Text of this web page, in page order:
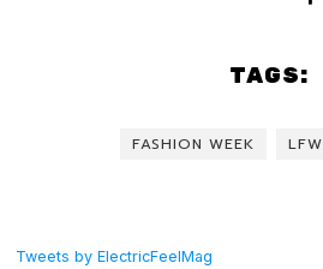
TAGS:
FASHION WEEK LFW
Tweets by ElectricFeelMag